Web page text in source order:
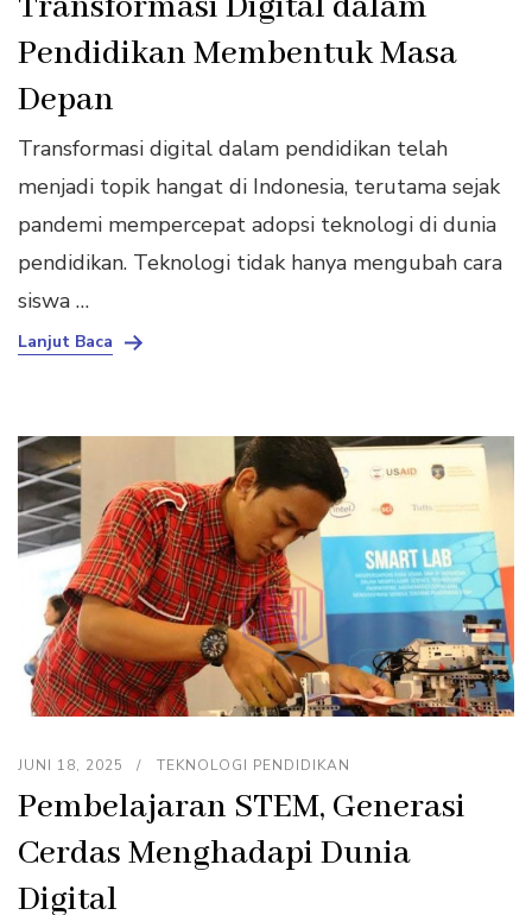
Pendidikan Membentuk Masa
Depan
Transformasi digital dalam pendidikan telah
menjadi topik hangat di Indonesia, terutama sejak
pandemi mempercepat adopsi teknologi di dunia
pendidikan. Teknologi tidak hanya mengubah cara
siswa …
Lanjut Baca
JUNI 18, 2025 TEKNOLOGI PENDIDIKAN
Pembelajaran STEM, Generasi
Cerdas Menghadapi Dunia
Digital